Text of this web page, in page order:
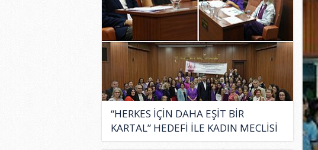
“HERKES İÇİN DAHA EŞİT BİR
KARTAL” HEDEFİ İLE KADIN MECLİSİ
..